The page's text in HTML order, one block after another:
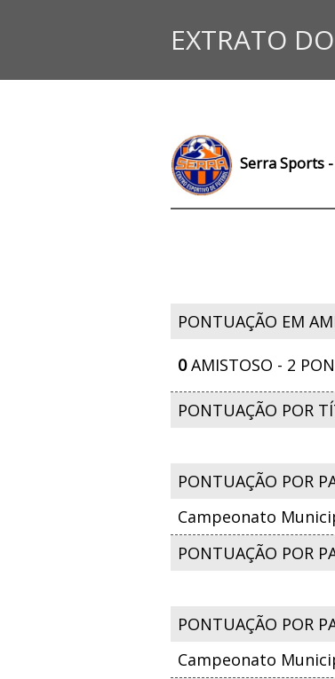
EXTRATO
Serra Sports
PONTUAÇÃO EM
0AMISTOSO - 2
PONTUAÇÃO POR
PONTUAÇÃO POR
Campeonato
PONTUAÇÃO POR
PONTUAÇÃO POR
Campeonato